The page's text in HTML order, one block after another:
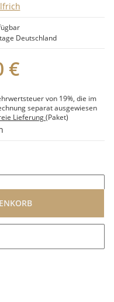
Deutschland
€
von 19%, die im
separat ausgewiesen
Lieferung(Paket)